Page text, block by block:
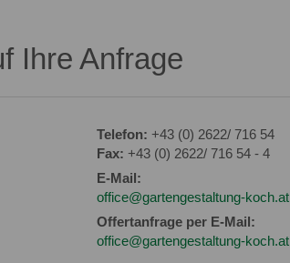
Ihre Anfrage
Telefon: +43 (0) 2622/ 716 54
Fax: +43 (0) 2622/ 716 54 - 4
E-Mail:
office@gartengestaltung-koch.at
Offertanfrage per E-Mail:
office@gartengestaltung-koch.at